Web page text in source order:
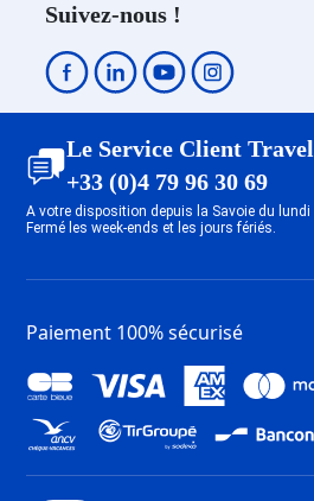
Dernière Minute Les
1800
Dernière Minute Les
Mont-de-Lans
Dernière Minute
Lavachet
Dernière Minute
Dernière Minute
Dernière Minute
Claret
Dernière Minute
Lac
Dernière Minute Val
Centre
Suivez-nous !
Le Service Client
+33 (0)4 79 96 30 69
A votre disposition depuis la Savoie du lundi
Fermé les week-ends et les jours fériés.
Paiement 100% sécurisé